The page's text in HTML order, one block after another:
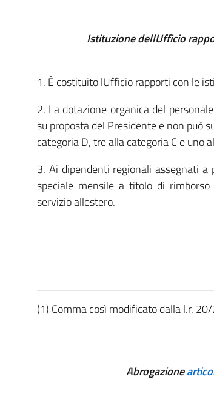
Istituzione dellUfficio
1. È costituito lUfficio rapporti con le
2. La dotazione organica del
su proposta del Presidente e non può
categoria D, tre alla categoria C e uno
3. Ai dipendenti regionali assegnati
speciale mensile a titolo di
servizio allestero.
(1) Comma così modificato dalla l.r.
Abrogazione